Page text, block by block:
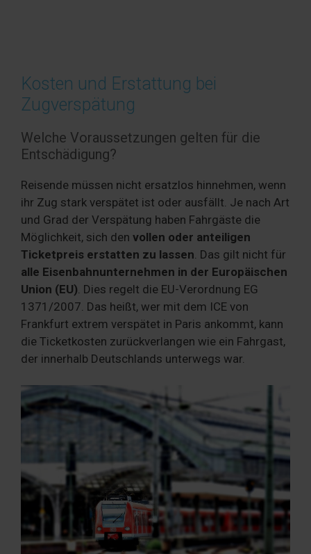
Kosten und Erstattung bei
Zugverspätung
Welche Voraussetzungen gelten für die
Entschädigung?
Reisende müssen nicht ersatzlos hinnehmen, wenn
ihr Zug stark verspätet ist oder ausfällt. Je nach Art
und Grad der Verspätung haben Fahrgäste die
Möglichkeit, sich den vollen oder anteiligen
Ticketpreis erstatten zu lassen . Das gilt nicht für
alle Eisenbahnunternehmen in der Europäischen
Union (EU) . Dies regelt die EU-Verordnung EG
1371/2007. Das heißt, wer mit dem ICE von
Frankfurt extrem verspätet in Paris ankommt, kann
die Ticketkosten zurückverlangen wie ein Fahrgast,
der innerhalb Deutschlands unterwegs war.